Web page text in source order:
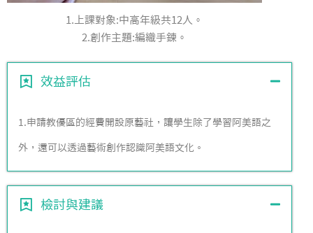
1.上課對象:中高年級共12人。
2.創作主題:編織手鍊。
效益評估
1.申請教優區的經費開設原藝社，讓學生除了學習阿美語之
外，還可以透過藝術創作認識阿美語文化。
檢討與建議